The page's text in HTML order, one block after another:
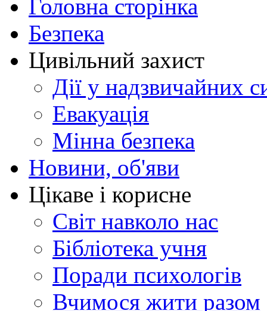
Головна сторінка
Безпека
Цивільний захист
Дії у надзвичайних
Евакуація
Мінна безпека
Новини, об'яви
Цікаве і корисне
Світ навколо нас
Бібліотека учня
Поради психологів
Вчимося жити разом